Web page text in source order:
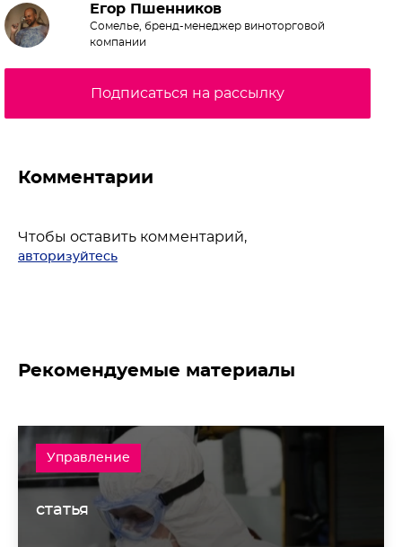
Егор Пшенников
Сомелье, бренд-менеджер виноторговой
компании
Подписаться на рассылку
Комментарии
Чтобы оставить комментарий,
авторизуйтесь
Рекомендуемые материалы
Управление
статья